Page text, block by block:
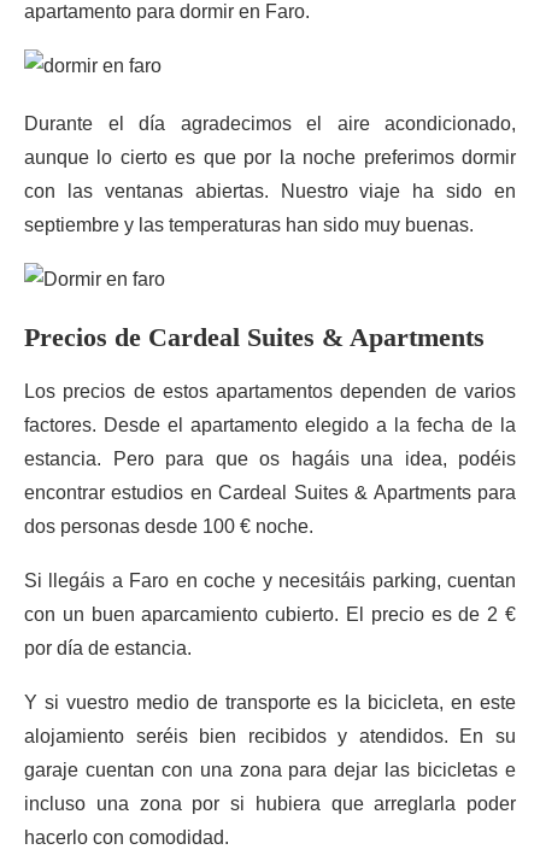
apartamento para dormir en Faro.
Durante el día agradecimos el aire acondicionado,
aunque lo cierto es que por la noche preferimos dormir
con las ventanas abiertas. Nuestro viaje ha sido en
septiembre y las temperaturas han sido muy buenas.
Precios de Cardeal Suites & Apartments
Los precios de estos apartamentos dependen de varios
factores. Desde el apartamento elegido a la fecha de la
estancia. Pero para que os hagáis una idea, podéis
encontrar estudios en Cardeal Suites & Apartments para
dos personas desde 100 € noche.
Si llegáis a Faro en coche y necesitáis parking, cuentan
con un buen aparcamiento cubierto. El precio es de 2 €
por día de estancia.
Y si vuestro medio de transporte es la bicicleta, en este
alojamiento seréis bien recibidos y atendidos. En su
garaje cuentan con una zona para dejar las bicicletas e
incluso una zona por si hubiera que arreglarla poder
hacerlo con comodidad.